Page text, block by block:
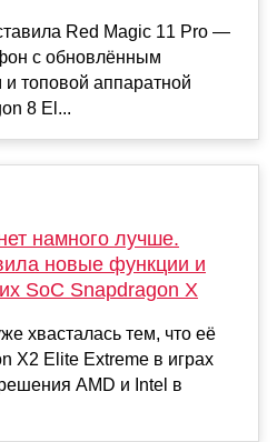
Red Magic 11 Pro —
с обновлённым
топовой аппаратной
8 El...
намного лучше.
новые функции и
SoC Snapdragon X
хвасталась тем, что её
X2 Elite Extreme в играх
AMD и Intel в